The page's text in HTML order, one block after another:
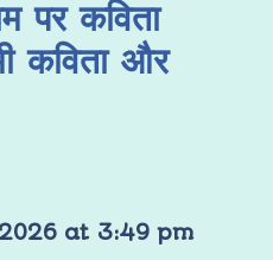
पर कविता
कविता और
at 3:49 pm